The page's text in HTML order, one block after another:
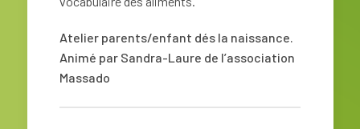
Atelier parents/enfant dés la naissance.
Animé par Sandra-Laure de l’association
Massado